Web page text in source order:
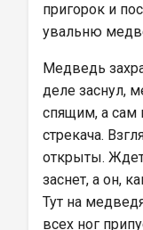
пригорок и
увальню
Медведь
деле заснул,
спящим, а сам
стрекача.
открыты.
заснет, а он,
Тут на
всех ног